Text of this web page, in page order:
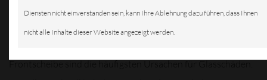
in der
Frontscheibe sind die häufigsten Ursachen für Glasschäden.
Diensten nicht einverstanden sein, kann Ihre Ablehnung dazu führen, dass Ihnen
nicht alle Inhalte dieser Website angezeigt werden.